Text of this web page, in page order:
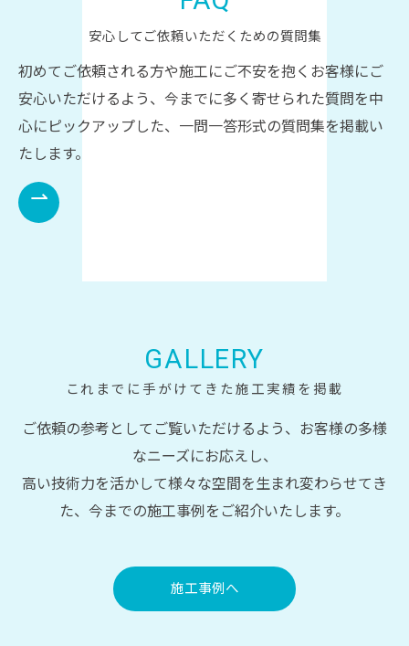
安心してご依頼いただくための質問集
初めてご依頼される方や施工にご不安を抱くお客様にご
安心いただけるよう、今までに多く寄せられた質問を中
心にピックアップした、一問一答形式の質問集を掲載い
たします。
⇀
これまでに手がけてきた施工実績を掲載
GALLERY
ご依頼の参考としてご覧いただけるよう、お客様の多様
なニーズにお応えし、
高い技術力を活かして様々な空間を生まれ変わらせてき
た、今までの施工事例をご紹介いたします。
施工事例へ